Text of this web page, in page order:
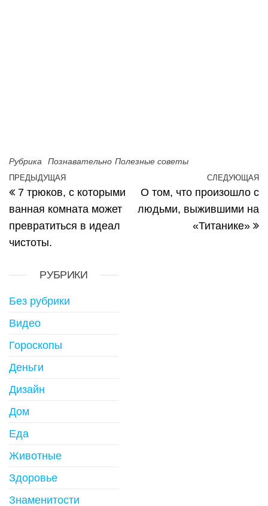
Рубрика Познавательно Полезные советы
Навигация по записям
Предыдущая запись
ПРЕДЫДУЩАЯ
7 трюков, с которыми
ванная комната может
превратиться в идеал
чистоты.
СЛЕДУЮЩАЯ
О том, что произошло с
людьми, выжившими на
«Титанике»
РУБРИКИ
Без рубрики
Видео
Гороскопы
Деньги
Дизайн
Дом
Еда
Животные
Здоровье
Знаменитости